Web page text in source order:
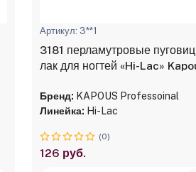
Артикул: 3**1
3181 перламутровые
лак для ногтей «Hi-Lac»
Бренд: KAPOUS Professoinal
Линейка: Hi-Lac
(0)
126 руб.